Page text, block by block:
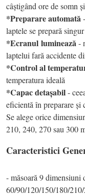
câștigând ore de somn
*Preparare automată
laptele se prepară singur
*Ecranul luminează-
laptelui fară accidente
*Control al
temperatura ideală
*Capac detașabil-
eficientă în preparare și
Se alege orice
210, 240, 270 sau 300
Caracteristici
- măsoară 9 dimensiuni
60/90/120/150/180/